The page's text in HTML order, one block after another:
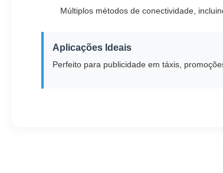
Múltiplos métodos de conectividade,
Aplicações Ideais
Perfeito para publicidade em táxis,